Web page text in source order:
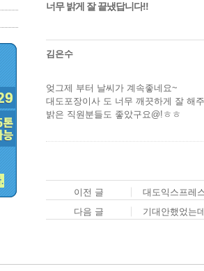
너무 밝게 잘 끝냈답니다!!
김은수
엊그제 부터 날씨가 계속좋네요~
대도포장이사 도 너무 깨끗하게 잘 해
밝은 직원분들도 좋았구요@!ㅎㅎ
이전 글
대도익스프레
다음 글
기대안했었는